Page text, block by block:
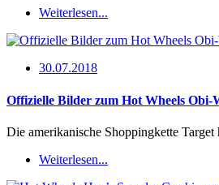
Weiterlesen...
30.07.2018
Offizielle Bilder zum Hot Wheels Obi-
Die amerikanische Shoppingkette
Weiterlesen...